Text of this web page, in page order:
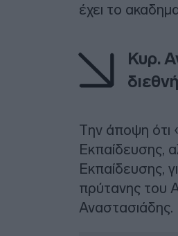
έχει το
Κυρ.
Την άποψη ότι
Εκπαίδευσης,
Εκπαίδευσης,
πρύτανης του
Αναστασιάδης.